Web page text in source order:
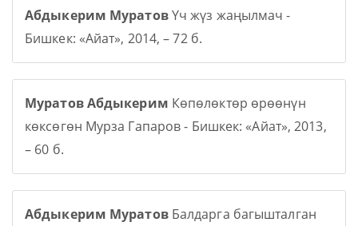
Абдыкерим МуратовҮч жүз жаңылмач -
Бишкек: «Айат», 2014, – 72 б.
Муратов Абдыкерим Көпөлөктөр өрөөнүн
көксөгөн Мурза Гапаров - Бишкек: «Айат», 2013,
– 60 б.
Абдыкерим МуратовБалдарга багышталган